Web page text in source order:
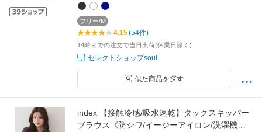
大人 ママ 母 OL
フリー/M
4.15(54件)
14時までの注文で当日出荷(休業日除く)
セレクトショップsoul
似た商品を探す
index 【接触冷感/吸水速乾】タックスキッパー
ブラウス《防シワ/イージーアイロン/洗濯機